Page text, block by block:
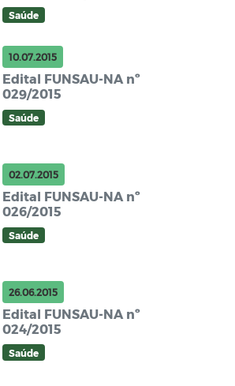
Saúde
10.07.2015
Edital FUNSAU-NA nº
029/2015
Saúde
02.07.2015
Edital FUNSAU-NA nº
026/2015
Saúde
26.06.2015
Edital FUNSAU-NA nº
024/2015
Saúde